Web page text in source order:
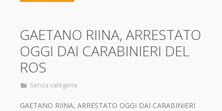
GAETANO RIINA, ARRESTATO
OGGI DAI CARABINIERI DEL
ROS
Senza categoria
GAETANO RIINA, ARRESTATO OGGI DAI CARABINIERI